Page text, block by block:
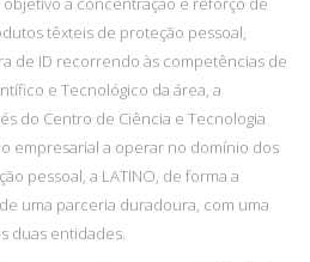
têxteis de proteção pessoal,
de ID recorrendo às competências de
e Tecnológico da área, a
do Centro de Ciência e Tecnologia
empresarial a operar no domínio dos
pessoal, a LATINO, de forma a
uma parceria duradoura, com uma
duas entidades.